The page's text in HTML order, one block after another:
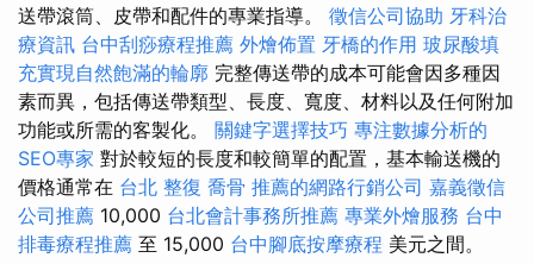
送帶滾筒、皮帶和配件的專業指導。 徵信公司協助 牙科治
療資訊 台中刮痧療程推薦 外燴佈置 牙橋的作用 玻尿酸填
充實現自然飽滿的輪廓 完整傳送帶的成本可能會因多種因
素而異，包括傳送帶類型、長度、寬度、材料以及任何附加
功能或所需的客製化。 關鍵字選擇技巧 專注數據分析的
SEO專家 對於較短的長度和較簡單的配置，基本輸送機的
價格通常在 台北 整復 喬骨 推薦的網路行銷公司 嘉義徵信
公司推薦 10,000 台北會計事務所推薦 專業外燴服務 台中
排毒療程推薦 至 15,000 台中腳底按摩療程 美元之間。